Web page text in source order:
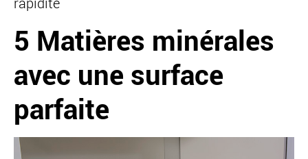
5 Matières minérales
avec une surface
parfaite